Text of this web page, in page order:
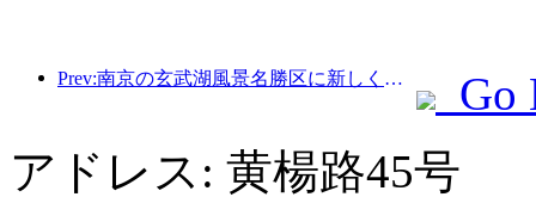
Prev:南京の玄武湖風景名勝区に新しく建てられた「金陵詩堂」を含む4つの文化施設が正式にオープンした。
Go
アドレス: 黄楊路45号